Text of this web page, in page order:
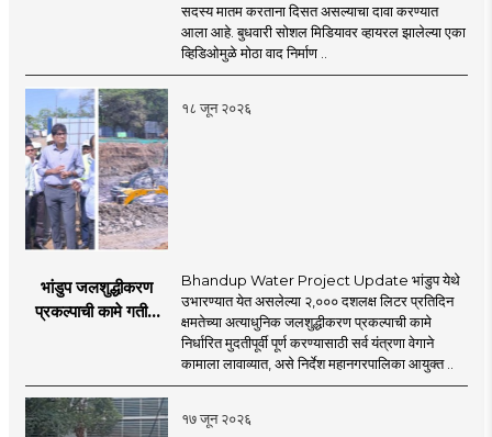
सदस्य मातम करताना दिसत असल्याचा दावा करण्यात
आला आहे. बुधवारी सोशल मिडियावर व्हायरल झालेल्या एका
व्हिडिओमुळे मोठा वाद निर्माण ..
१८ जून २०२६
भांडुप जलशुद्धीकरण
प्रकल्पाची कामे गतीने
Bhandup Water Project Update भांडुप येथे
उभारण्यात येत असलेल्या २,००० दशलक्ष लिटर प्रतिदिन
क्षमतेच्या अत्याधुनिक जलशुद्धीकरण प्रकल्पाची कामे
निर्धारित मुदतीपूर्वी पूर्ण करण्यासाठी सर्व यंत्रणा वेगाने
कामाला लावाव्यात, असे निर्देश महानगरपालिका आयुक्त ..
१७ जून २०२६